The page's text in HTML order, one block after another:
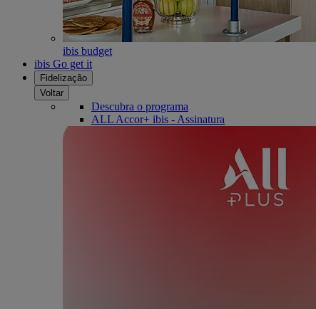
ibis budget
ibis Go get it
Fidelização
Voltar
Descubra o programa
ALL Accor+ ibis - Assinatura